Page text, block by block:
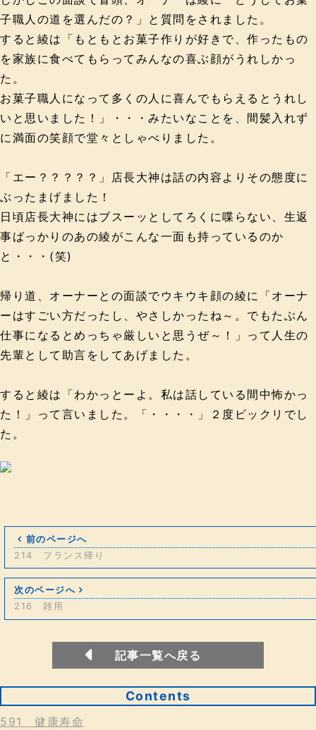
子職人の道を選んだの？」と質問をされました。
すると綾は「もともとお菓子作りが好きで、作ったもの
を家族に食べてもらってみんなの喜ぶ顔がうれしかっ
た。
お菓子職人になって多くの人に喜んでもらえるとうれし
いと思いました！」・・・みたいなことを、間髪入れず
に満面の笑顔で堂々としゃべりました。
「エー？？？？？」店長大神は話の内容よりその態度に
ぶったまげました！
日頃店長大神にはブスーッとしてろくに喋らない、生返
事ばっかりのあの綾がこんな一面も持っているのか
と・・・(笑)
帰り道、オーナーとの面談でウキウキ顔の綾に「オーナ
ーはすごい方だったし、やさしかったね～。でもたぶん
仕事になるとめっちゃ厳しいと思うぜ～！」って人生の
先輩として助言をしてあげました。
すると綾は「わかっとーよ。私は話している間中怖かっ
た！」って言いました。「・・・・」２度ビックリでし
た。
前のページへ
214 フランス帰り
次のページへ
216 雑用
記事一覧へ戻る
Contents
591 健康寿命